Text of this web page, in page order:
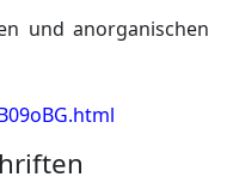
und anorganischen